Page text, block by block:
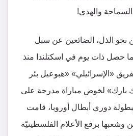
السماحة والهدى!
نحو الذل، الضائعين عن سبل
حصل ذات يوم في اسكتلندا منذ
«الإسرائيلي» «هبوعيل بئر
بارك» لخوض مباراة مدرجة على
دوري أبطال أوروبا، قامت
وشعبها برفع الأعلام الفلسطينيّة